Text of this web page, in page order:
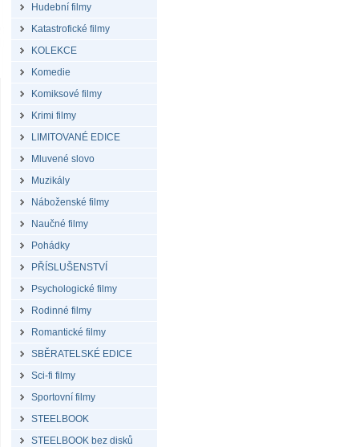
Hudební filmy
Katastrofické filmy
KOLEKCE
Komedie
Komiksové filmy
Krimi filmy
LIMITOVANÉ EDICE
Mluvené slovo
Muzikály
Náboženské filmy
Naučné filmy
Pohádky
PŘÍSLUŠENSTVÍ
Psychologické filmy
Rodinné filmy
Romantické filmy
SBĚRATELSKÉ EDICE
Sci-fi filmy
Sportovní filmy
STEELBOOK
STEELBOOK bez disků